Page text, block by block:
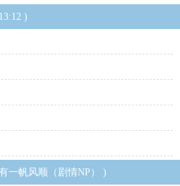
)
一帆风顺（剧情NP） )